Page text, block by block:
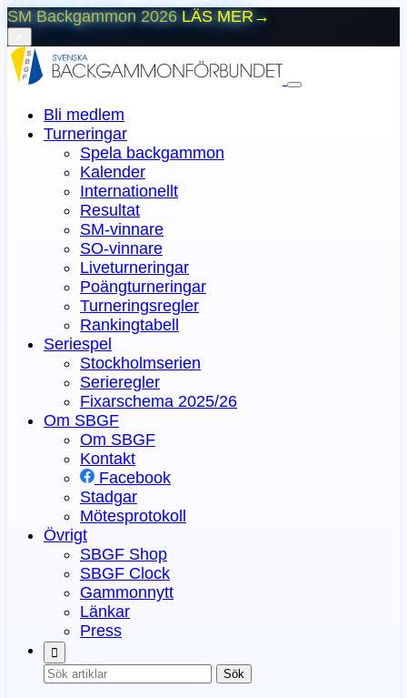
SM Backgammon 2026 LÄS MER →
Bli medlem
Turneringar
Spela backgammon
Kalender
Internationellt
Resultat
SM-vinnare
SO-vinnare
Liveturneringar
Poängturneringar
Turneringsregler
Rankingtabell
Seriespel
Stockholmserien
Serieregler
Fixarschema 2025/26
Om SBGF
Om SBGF
Kontakt
Facebook
Stadgar
Mötesprotokoll
Övrigt
SBGF Shop
SBGF Clock
Gammonnytt
Länkar
Press
Sök